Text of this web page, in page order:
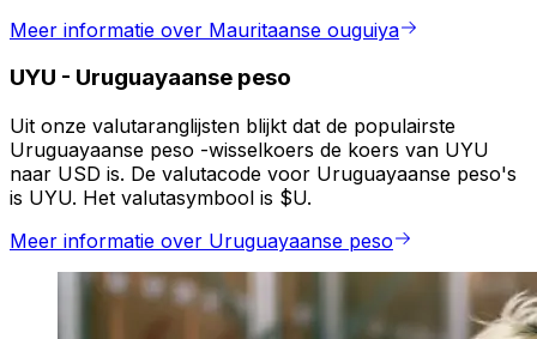
Meer informatie over Mauritaanse ouguiya
UYU - Uruguayaanse peso
Uit onze valutaranglijsten blijkt dat de populairste
Uruguayaanse peso -wisselkoers de koers van UYU
naar USD is. De valutacode voor Uruguayaanse peso's
is UYU. Het valutasymbool is $U.
Meer informatie over Uruguayaanse peso